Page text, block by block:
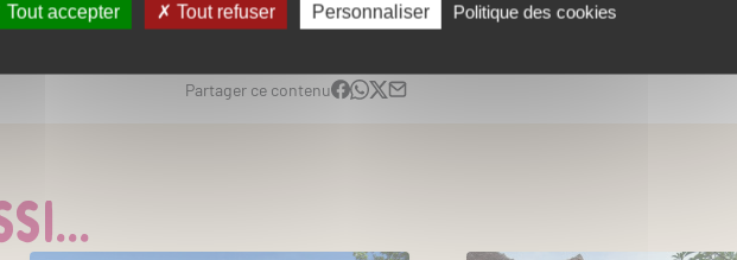
Partager ce contenu
Tout accepter Tout refuser Personnaliser Politique des cookies